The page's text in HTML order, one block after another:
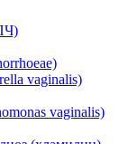
vaginalis)
vaginalis)